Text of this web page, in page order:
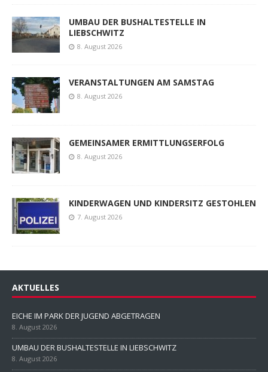
UMBAU DER BUSHALTESTELLE IN
LIEBSCHWITZ
8. August 2026
VERANSTALTUNGEN AM SAMSTAG
8. August 2026
GEMEINSAMER ERMITTLUNGSERFOLG
8. August 2026
KINDERWAGEN UND KINDERSITZ GESTOHLEN
7. August 2026
AKTUELLES
EICHE IM PARK DER JUGEND ABGETRAGEN
8. August 2026
UMBAU DER BUSHALTESTELLE IN LIEBSCHWITZ
8. August 2026